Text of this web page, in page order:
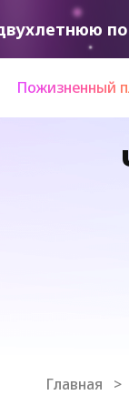
Пожизненный
Главная >